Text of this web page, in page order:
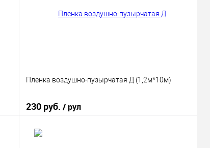
Пленка воздушно-пузырчатая Д (1,2м*10м)
230 руб. / рул